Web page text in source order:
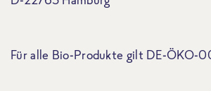
Für alle Bio-Produkte gilt DE-ÖKO-